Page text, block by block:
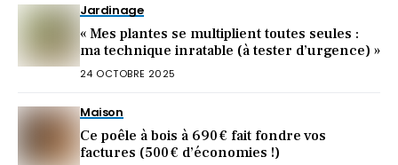
Jardinage
« Mes plantes se multiplient toutes seules :
ma technique inratable (à tester d’urgence) »
24 OCTOBRE 2025
Maison
Ce poêle à bois à 690 € fait fondre vos
factures (500 € d’économies !)